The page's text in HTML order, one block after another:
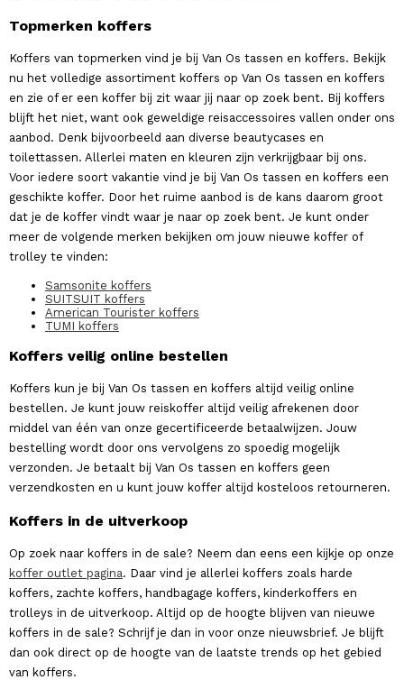
Topmerken koffers
Koffers van topmerken vind je bij Van Os tassen en koffers. Bekijk
nu het volledige assortiment koffers op Van Os tassen en koffers
en zie of er een koffer bij zit waar jij naar op zoek bent. Bij koffers
blijft het niet, want ook geweldige reisaccessoires vallen onder ons
aanbod. Denk bijvoorbeeld aan diverse beautycases en
toilettassen. Allerlei maten en kleuren zijn verkrijgbaar bij ons.
Voor iedere soort vakantie vind je bij Van Os tassen en koffers een
geschikte koffer. Door het ruime aanbod is de kans daarom groot
dat je de koffer vindt waar je naar op zoek bent. Je kunt onder
meer de volgende merken bekijken om jouw nieuwe koffer of
trolley te vinden:
Samsonite koffers
SUITSUIT koffers
American Tourister koffers
TUMI koffers
Koffers veilig online bestellen
Koffers kun je bij Van Os tassen en koffers altijd veilig online
bestellen. Je kunt jouw reiskoffer altijd veilig afrekenen door
middel van één van onze gecertificeerde betaalwijzen. Jouw
bestelling wordt door ons vervolgens zo spoedig mogelijk
verzonden. Je betaalt bij Van Os tassen en koffers geen
verzendkosten en u kunt jouw koffer altijd kosteloos retourneren.
Koffers in de uitverkoop
Op zoek naar koffers in de sale? Neem dan eens een kijkje op onze
koffer outlet pagina. Daar vind je allerlei koffers zoals harde
koffers, zachte koffers, handbagage koffers, kinderkoffers en
trolleys in de uitverkoop. Altijd op de hoogte blijven van nieuwe
koffers in de sale? Schrijf je dan in voor onze nieuwsbrief. Je blijft
dan ook direct op de hoogte van de laatste trends op het gebied
van koffers.